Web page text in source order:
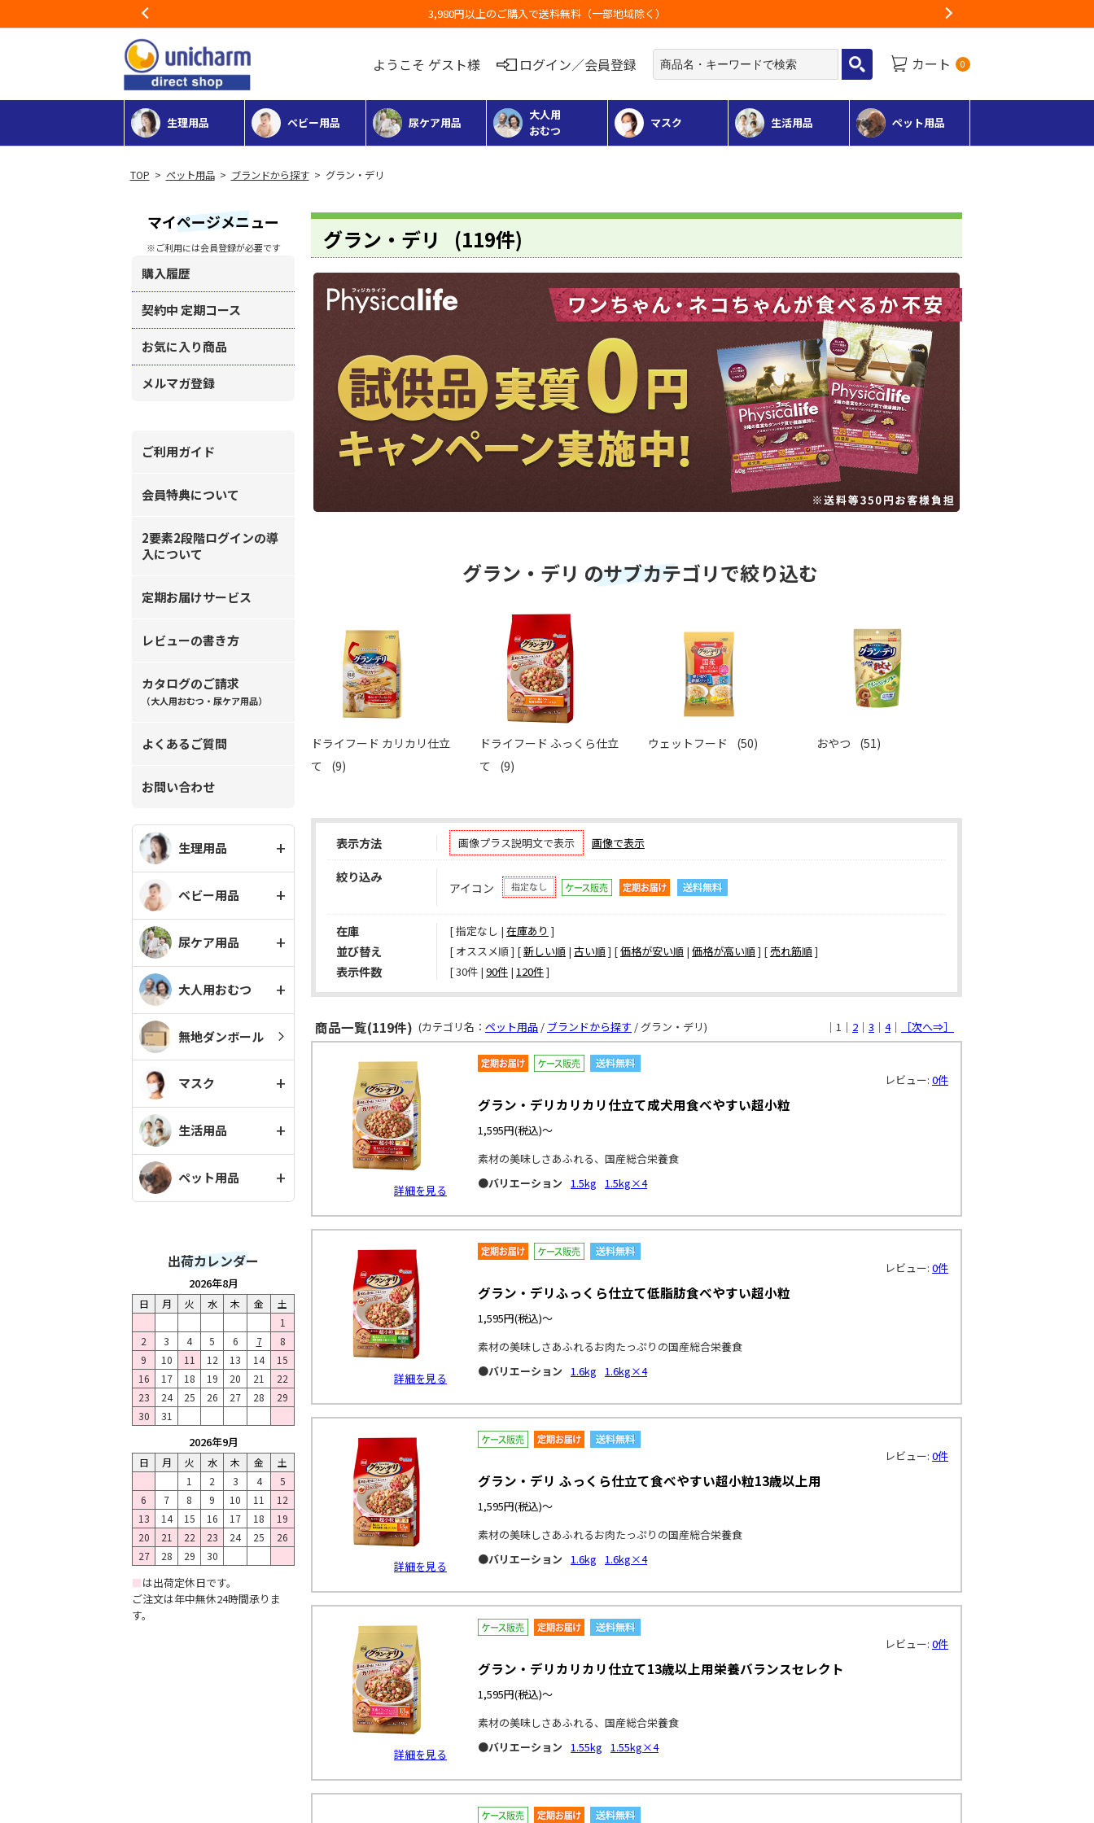
お荷物のお届けに遅れが出ている地域がございます
ようこそ ゲスト様 ログイン／会員登録 カート 0
生理用品 ベビー用品 尿ケア用品
大人用
おむつ
マスク 生活用品 ペット用品
> ペット用品> ブランドから探す> グラン・デリ
マイページメニュー
※ご利用には会員登録が必要です
購入履歴
契約中 定期コース
お気に入り商品
メルマガ登録
ご利用ガイド
会員特典について
2要素2段階ログインの導
入について
定期お届けサービス
レビューの書き方
カタログのご請求
（大人用おむつ・尿ケア用品）
よくあるご質問
お問い合わせ
生理用品
ベビー用品
尿ケア用品
大人用おむつ
無地ダンボール
マスク
生活用品
ペット用品
出荷カレンダー
2026年8月
日 月 火 水 木 金
土
1
2
3 4 5 6 7
8
9
10 11 12 13 14
15
16
17 18 19 20 21
22
23
24 25 26 27 28
29
30
31
2026年9月
日 月 火 水 木 金
土
1
2 3 4
5
6
7 8 9 10 11
12
13
14 15 16 17 18
19
20
21 22 23 24 25
26
27
28 29 30
■は出荷定休日です。
ご注文は年中無休24時間承りま
す。
グラン・デリ (119件)
グラン・デリ のサブカテゴリで絞り込む
ドライフード カリカリ仕立
て
(9)
ドライフード ふっくら仕立
て
(9)
ウェットフード (50) おやつ (51)
表示方法 画像プラス説明文で表示 画像で表示
絞り込み
アイコン
在庫 [ 指定なし | 在庫あり ]
並び替え [ オススメ順 ] [新しい順 | 古い順] [価格が安い順 | 価格が高い順] [売れ筋順]
表示件数 [ 30件 | 90件 | 120件 ]
商品一覧(119件) ｜1｜ 2 ｜ 3 ｜ 4｜ ［次へ⇒］
(カテゴリ名： ペット用品 / ブランドから探す / グラン・デリ)
詳細を見る
レビュー: 0件
グラン・デリカリカリ仕立て成犬用食べやすい超小粒
1,595円(税込)～
素材の美味しさあふれる、国産総合栄養食
●バリエーション 1.5kg 1.5kg×4
詳細を見る
レビュー: 0件
グラン・デリふっくら仕立て低脂肪食べやすい超小粒
1,595円(税込)～
素材の美味しさあふれるお肉たっぷりの国産総合栄養食
●バリエーション 1.6kg 1.6kg×4
詳細を見る
レビュー: 0件
グラン・デリ ふっくら仕立て食べやすい超小粒13歳以上用
1,595円(税込)～
素材の美味しさあふれるお肉たっぷりの国産総合栄養食
●バリエーション 1.6kg 1.6kg×4
詳細を見る
レビュー: 0件
グラン・デリカリカリ仕立て13歳以上用栄養バランスセレクト
1,595円(税込)～
素材の美味しさあふれる、国産総合栄養食
●バリエーション 1.55kg 1.55kg×4